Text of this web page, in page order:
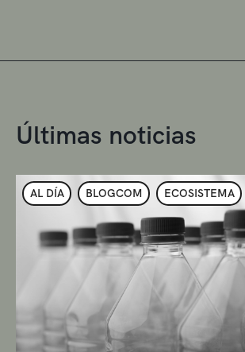
Últimas noticias
AL DÍA BLOGCOM ECOSISTEMA